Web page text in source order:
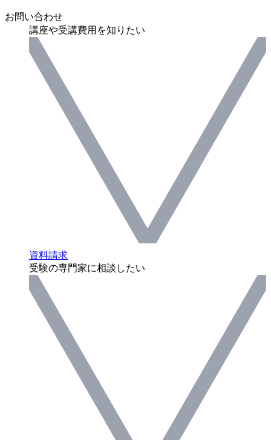
お問い合わせ
講座や受講費用を知りたい
資料請求
受験の専門家に相談したい